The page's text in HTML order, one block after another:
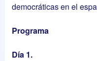
democráticas en el
Programa
Día 1.